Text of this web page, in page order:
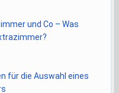
und Co – Was
für die Auswahl eines